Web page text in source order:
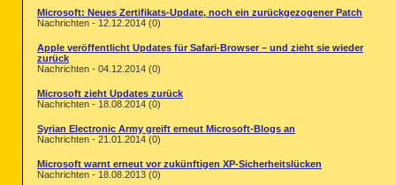
Microsoft: Neues Zertifikats-Update, noch ein zurückgezogener Patch
Nachrichten - 12.12.2014 (0)
Apple veröffentlicht Updates für Safari-Browser – und zieht sie wieder
zurück
Nachrichten - 04.12.2014 (0)
Microsoft zieht Updates zurück
Nachrichten - 18.08.2014 (0)
Syrian Electronic Army greift erneut Microsoft-Blogs an
Nachrichten - 21.01.2014 (0)
Microsoft warnt erneut vor zukünftigen XP-Sicherheitslücken
Nachrichten - 18.08.2013 (0)